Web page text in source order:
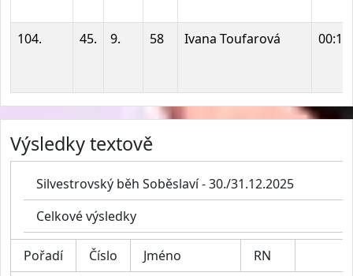
104. 45. 9. 58 Ivana Toufarová
Výsledky textově
Silvestrovský běh Soběslaví - 30./31.12.2025
Celkové výsledky
Pořadí Číslo Jméno
RN